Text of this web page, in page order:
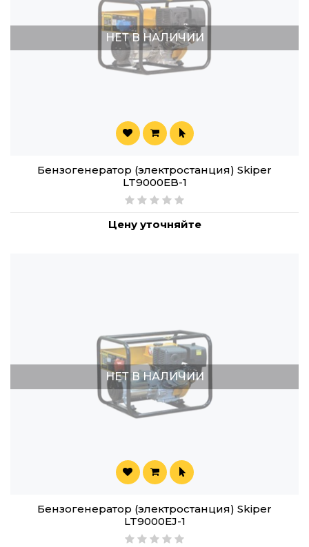
НЕТ В НАЛИЧИИ
Бензогенератор (электростанция) Skiper
LT9000EB-1
Цену уточняйте
НЕТ В НАЛИЧИИ
Бензогенератор (электростанция) Skiper
LT9000EJ-1